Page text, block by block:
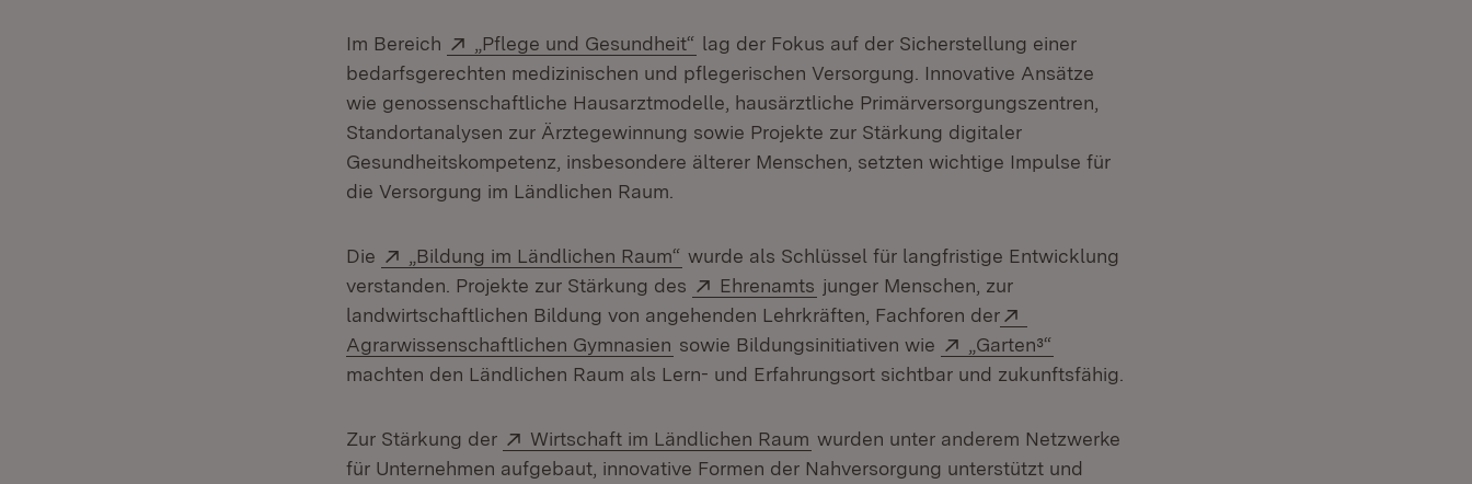
Im Bereich Extern:
„Pflege und Gesundheit“ (Öffnet in neuem Fenster)
lag der Fokus auf der Sicherstellung einer
bedarfsgerechten medizinischen und pflegerischen Versorgung. Innovative Ansätze
wie genossenschaftliche Hausarztmodelle, hausärztliche Primärversorgungszentren,
Standortanalysen zur Ärztegewinnung sowie Projekte zur Stärkung digitaler
Gesundheitskompetenz, insbesondere älterer Menschen, setzten wichtige Impulse für
die Versorgung im Ländlichen Raum.
Die Extern:
„Bildung im Ländlichen Raum“ (Öffnet in neuem Fenster)
wurde als Schlüssel für langfristige Entwicklung
verstanden. Projekte zur Stärkung des
Extern:
Ehrenamts (Öffnet in neuem Fenster)
junger Menschen, zur
landwirtschaftlichen Bildung von angehenden Lehrkräften, Fachforen der
Agrarwissenschaftlichen Gymnasien (Öffnet in neuem Fenster)
sowie Bildungsinitiativen wie Extern:
„Garten³“
machten den Ländlichen Raum als Lern- und Erfahrungsort sichtbar und zukunftsfähig.
Zur Stärkung der Extern:
Wirtschaft im Ländlichen Raum (Öffnet in neuem Fenster)
wurden unter anderem Netzwerke
für Unternehmen aufgebaut, innovative Formen der Nahversorgung unterstützt und